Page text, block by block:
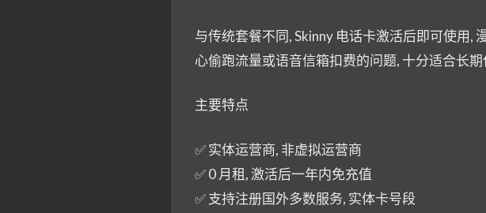
与传统套餐不同, Skinny 电话卡激活后即可使用,
心偷跑流量或语音信箱扣费的问题, 十分适合长期
主要特点
✅ 实体运营商, 非虚拟运营商
✅ 0 月租, 激活后一年内免充值
✅ 支持注册国外多数服务, 实体卡号段